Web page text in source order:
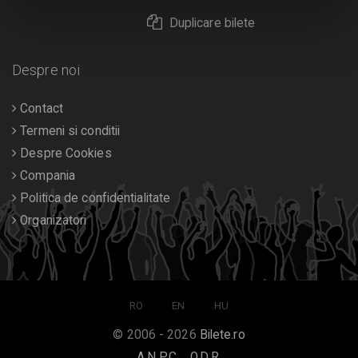
Duplicare bilete
Despre noi
Contact
Termeni si conditii
Despre Cookies
Compania
Politica de confidentialitate
Organizatori
RO EN HU
© 2006 - 2026 Bilete.ro